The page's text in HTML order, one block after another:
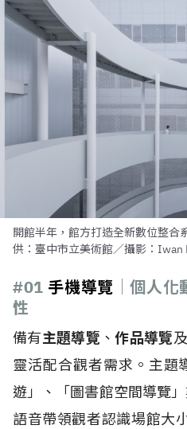
開館半年，館方打造全新數位整合
供：臺中市立美術館／攝影：Iwan
#01 手機導覽 ｜個人化
性
備有主題導覽 、作品導覽及
靈活配合觀者需求。主題
遊」、「圖書館空間導覽
語音帶領觀者認識場館大